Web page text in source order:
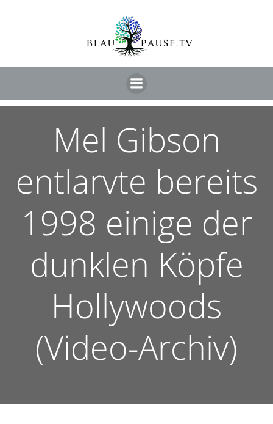
Mel Gibson
entlarvte bereits
1998 einige der
dunklen Köpfe
Hollywoods
(Video-Archiv)